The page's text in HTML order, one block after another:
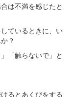
は不満を感じたと
ているときに、い
？
「触らないで」と
るとあくびをする